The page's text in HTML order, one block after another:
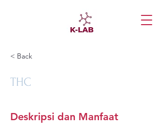
< Back
THC
Deskripsi dan Manfaat